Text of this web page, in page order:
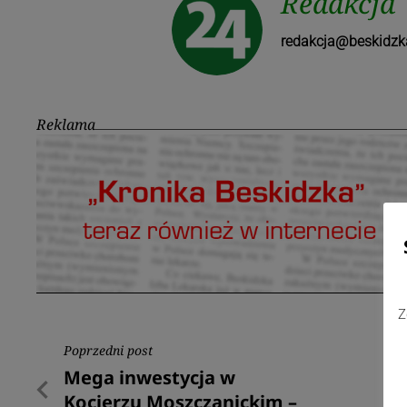
Reklama
Nawigacja
Poprzedni post
Poprzedni
post
Mega inwestycja w
Kocierzu Moszczanickim –